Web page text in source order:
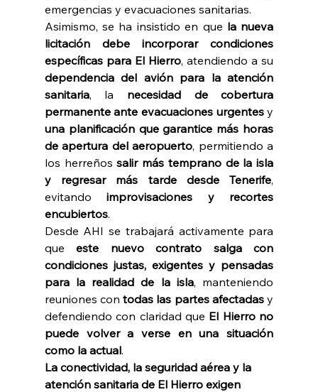
emergencias y evacuaciones sanitarias.
Asimismo, se ha insistido en que la nueva
licitación debe incorporar condiciones
específicas para El Hierro
dependencia del avión para la atención
sanitaria, la necesidad de cobertura
permanente ante evacuaciones urgentes
una planificación que garantice más horas
de apertura del aeropuerto, permitiendo a
los herreños salir más temprano de la isla
y regresar más tarde desde Tenerife,
evitando improvisaciones y recortes
encubiertos.
Desde AHI se trabajará activamente para
que este nuevo contrato salga con
condiciones justas, exigentes y pensadas
para la realidad de la isla, manteniendo
reuniones con todas las partes afectadas y
defendiendo con claridad que El Hierro no
puede volver a verse en una situación
como la actual.
La conectividad, la seguridad aérea y la
atención sanitaria de El Hierro exigen